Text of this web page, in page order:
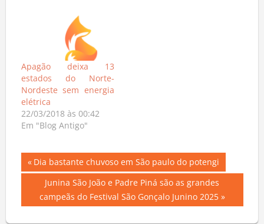
Apagão deixa 13
estados do Norte-
Nordeste sem energia
elétrica
22/03/2018 às 00:42
Em "Blog Antigo"
Navegação
de
Post
Previous
Post:
Dia bastante chuvoso em São paulo do potengi
Next
Post:
Junina São João e Padre Piná são as grandes
campeãs do Festival São Gonçalo Junino 2025